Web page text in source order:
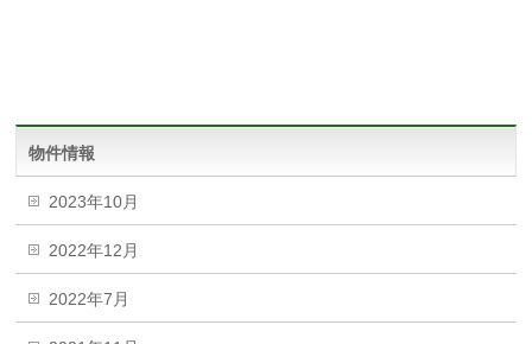
物件情報
2023年10月
2022年12月
2022年7月